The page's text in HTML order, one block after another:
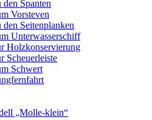
Spanten
Vorsteven
Seitenplanken
Unterwasserschiff
Holzkonservierung
Scheuerleiste
Schwert
„Molle-klein“